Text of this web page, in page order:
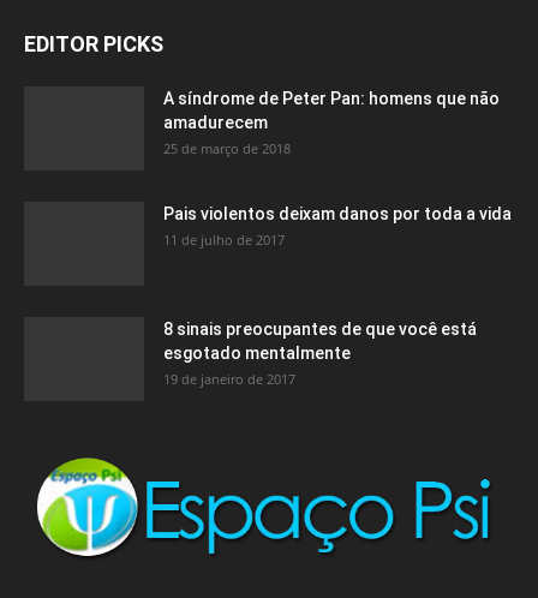
EDITOR PICKS
A síndrome de Peter Pan: homens que não
amadurecem
25 de março de 2018
Pais violentos deixam danos por toda a vida
11 de julho de 2017
8 sinais preocupantes de que você está
esgotado mentalmente
19 de janeiro de 2017